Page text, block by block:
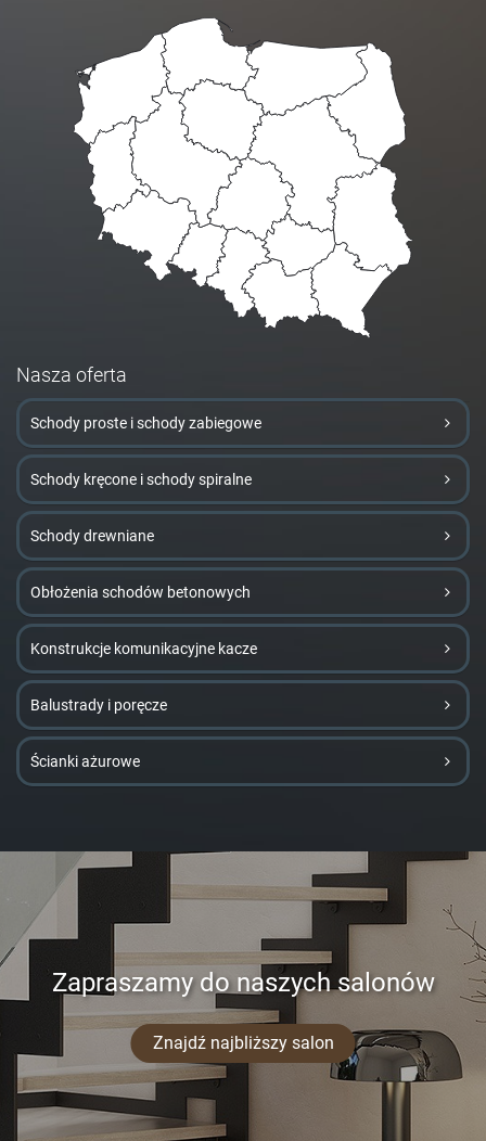
Nasza oferta
Schody proste i schody zabiegowe
Schody kręcone i schody spiralne
Schody drewniane
Obłożenia schodów betonowych
Konstrukcje komunikacyjne kacze
Balustrady i poręcze
Ścianki ażurowe
Zapraszamy do naszych salonów
Znajdź najbliższy salon